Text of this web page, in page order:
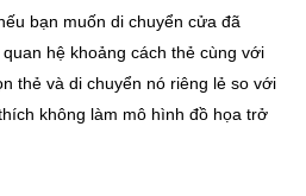
bạn muốn di chuyển cửa đã
hệ khoảng cách thẻ cùng với
thẻ và di chuyển nó riêng lẻ so với
không làm mô hình đồ họa trở